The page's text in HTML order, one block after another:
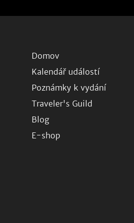
Domov
Kalendář událostí
Poznámky k vydání
Traveler's Guild
Blog
E-shop